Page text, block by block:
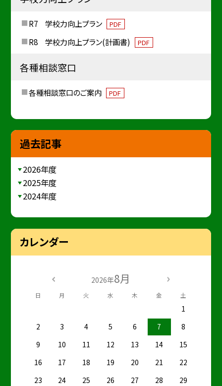
R7 学校力向上プラン PDF
R8 学校力向上プラン(計画書) PDF
各種相談窓口
各種相談窓口のご案内 PDF
過去記事
2026年度
2025年度
2024年度
カレンダー
2026年8月
日 月 火 水 木 金 土
1
2
3 4 5 6 7
8
9
10 11 12 13 14
15
16
17 18 19 20 21
22
23
24 25 26 27 28
29